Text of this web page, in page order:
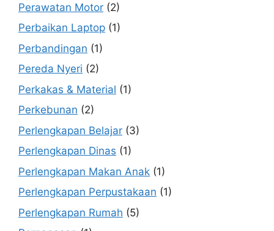
Perawatan Motor (2)
Perbaikan Laptop (1)
Perbandingan (1)
Pereda Nyeri (2)
Perkakas & Material (1)
Perkebunan (2)
Perlengkapan Belajar (3)
Perlengkapan Dinas (1)
Perlengkapan Makan Anak (1)
Perlengkapan Perpustakaan (1)
Perlengkapan Rumah (5)